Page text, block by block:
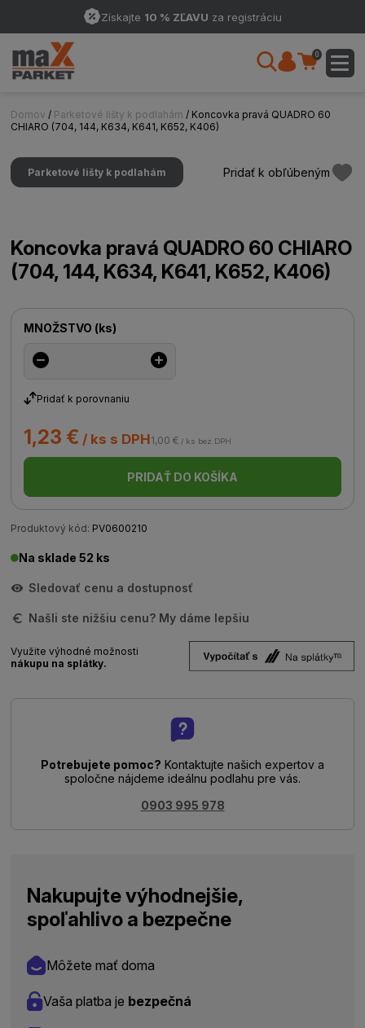
Získajte 10 % ZĽAVU za registráciu
0
Domov / Parketové lišty k podlahám / Koncovka pravá QUADRO 60
CHIARO (704, 144, K634, K641, K652, K406)
Parketové lišty k podlahám Pridať k obľúbeným
Koncovka pravá QUADRO 60 CHIARO
(704, 144, K634, K641, K652, K406)
MNOŽSTVO (ks)
Pridať k porovnaniu
1,23 € / ks s DPH1,00 € / ks bez DPH
PRIDAŤ DO KOŠÍKA
Produktový kód: PV0600210
Na sklade 52 ks
Sledovať cenu a dostupnosť
Našli ste nižšiu cenu? My dáme lepšiu
Využite výhodné možnosti
nákupu na splátky.
Potrebujete pomoc? Kontaktujte našich expertov a
spoločne nájdeme ideálnu podlahu pre vás.
0903 995 978
Nakupujte výhodnejšie,
spoľahlivo a bezpečne
Môžete mať doma
Vaša platba je bezpečná